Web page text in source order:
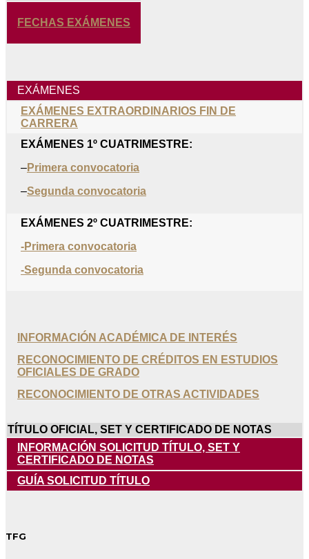
FECHAS EXÁMENES
EXÁMENES
EXÁMENES EXTRAORDINARIOS FIN DE
CARRERA
EXÁMENES 1º CUATRIMESTRE:
–Primera convocatoria
–Segunda convocatoria
EXÁMENES 2º CUATRIMESTRE:
-Primera convocatoria
-Segunda convocatoria
INFORMACIÓN ACADÉMICA DE INTERÉS
RECONOCIMIENTO DE CRÉDITOS EN ESTUDIOS
OFICIALES DE GRADO
RECONOCIMIENTO DE OTRAS ACTIVIDADES
TÍTULO OFICIAL, SET Y CERTIFICADO DE NOTAS
INFORMACIÓN SOLICITUD TÍTULO, SET Y
CERTIFICADO DE NOTAS
GUÍA SOLICITUD TÍTULO
TFG